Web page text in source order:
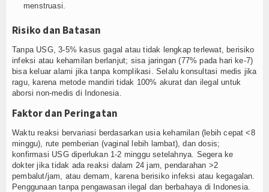
menstruasi.
Risiko dan Batasan
Tanpa USG, 3-5% kasus gagal atau tidak lengkap terlewat, berisiko
infeksi atau kehamilan berlanjut; sisa jaringan (77% pada hari ke-7)
bisa keluar alami jika tanpa komplikasi. Selalu konsultasi medis jika
ragu, karena metode mandiri tidak 100% akurat dan ilegal untuk
aborsi non-medis di Indonesia.
Faktor dan Peringatan
Waktu reaksi bervariasi berdasarkan usia kehamilan (lebih cepat <8
minggu), rute pemberian (vaginal lebih lambat), dan dosis;
konfirmasi USG diperlukan 1-2 minggu setelahnya. Segera ke
dokter jika tidak ada reaksi dalam 24 jam, pendarahan >2
pembalut/jam, atau demam, karena berisiko infeksi atau kegagalan.
Penggunaan tanpa pengawasan ilegal dan berbahaya di Indonesia.